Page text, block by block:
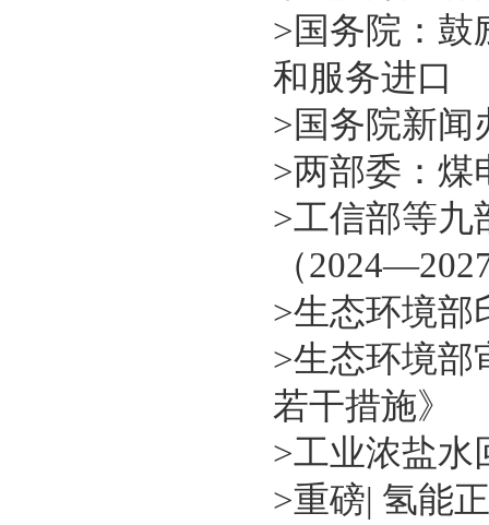
>国务院：
和服务进口
>国务院新
>两部委：煤
>工信部等九
（
>生态环境部
>生态环境部
若干措施》
>工业浓盐水
>重磅| 氢能